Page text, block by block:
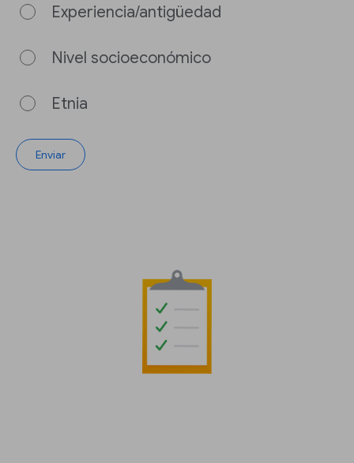
Experiencia/antigüedad
Nivel socioeconómico
Etnia
Enviar